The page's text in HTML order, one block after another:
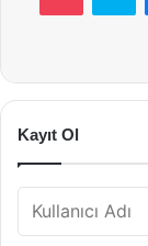
Kayıt Ol